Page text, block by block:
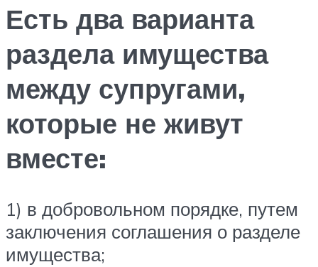
Есть два варианта
раздела имущества
между супругами,
которые не живут
вместе:
1) в добровольном порядке, путем
заключения соглашения о разделе
имущества;